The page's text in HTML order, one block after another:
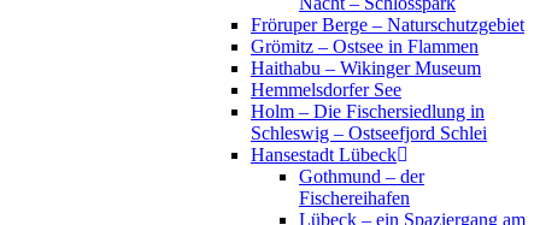
Fröruper Berge – Naturschutzgebiet
Grömitz – Ostsee in Flammen
Haithabu – Wikinger Museum
Hemmelsdorfer See
Holm – Die Fischersiedlung in
Schleswig – Ostseefjord Schlei
Hansestadt Lübeck
Gothmund – der
Fischereihafen
Lübeck – ein Spaziergang am